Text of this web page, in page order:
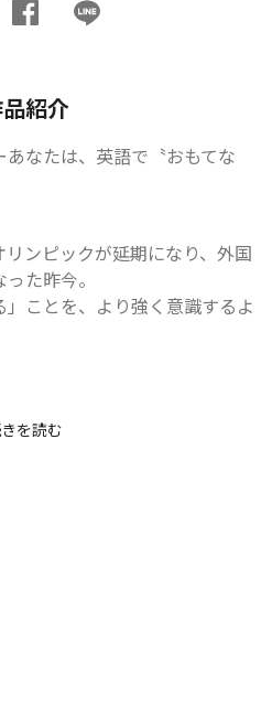
紹介
あなたは、英語で〝おもてな
ンピックが延期になり、外国
た昨今。
ことを、より強く意識するよ
を読む